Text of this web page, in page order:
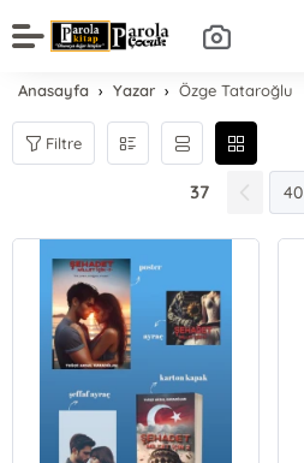
Anasayfa Yazar Özge Tataroğlu
Filtre
37